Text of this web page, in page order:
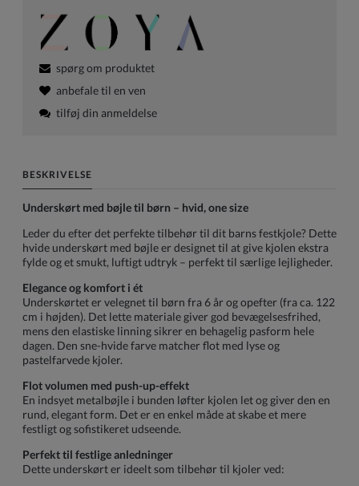
spørg om produktet
anbefale til en ven
tilføj din anmeldelse
BESKRIVELSE
Underskørt med bøjle til børn – hvid, one size
Leder du efter det perfekte tilbehør til dit barns festkjole? Dette
hvide underskørt med bøjle er designet til at give kjolen ekstra
fylde og et smukt, luftigt udtryk – perfekt til særlige lejligheder.
Elegance og komfort i ét
Underskørtet er velegnet til børn fra 6 år og opefter (fra ca. 122
cm i højden). Det lette materiale giver god bevægelsesfrihed,
mens den elastiske linning sikrer en behagelig pasform hele
dagen. Den sne-hvide farve matcher flot med lyse og
pastelfarvede kjoler.
Flot volumen med push-up-effekt
En indsyet metalbøjle i bunden løfter kjolen let og giver den en
rund, elegant form. Det er en enkel måde at skabe et mere
festligt og sofistikeret udseende.
Perfekt til festlige anledninger
Dette underskørt er ideelt som tilbehør til kjoler ved: